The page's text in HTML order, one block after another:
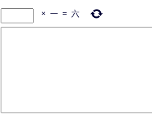
× 一 = 六